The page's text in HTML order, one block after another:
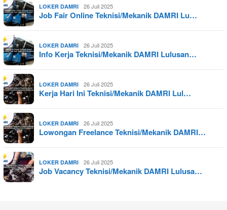
LOKER DAMRI 26 Juli 2025
Job Fair Online Teknisi/Mekanik DAMRI Lu…
LOKER DAMRI 26 Juli 2025
Info Kerja Teknisi/Mekanik DAMRI Lulusan…
LOKER DAMRI 26 Juli 2025
Kerja Hari Ini Teknisi/Mekanik DAMRI Lul…
LOKER DAMRI 26 Juli 2025
Lowongan Freelance Teknisi/Mekanik DAMRI…
LOKER DAMRI 26 Juli 2025
Job Vacancy Teknisi/Mekanik DAMRI Lulusa…